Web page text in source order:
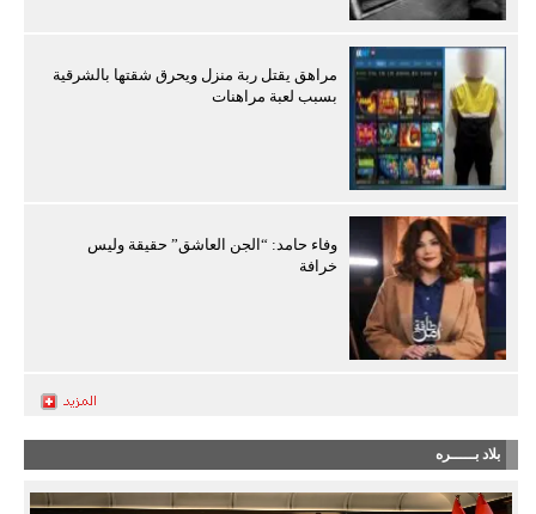
مراهق يقتل ربة منزل ويحرق شقتها بالشرقية
بسبب لعبة مراهنات
وفاء حامد: “الجن العاشق” حقيقة وليس
خرافة
بلاد بـــــره